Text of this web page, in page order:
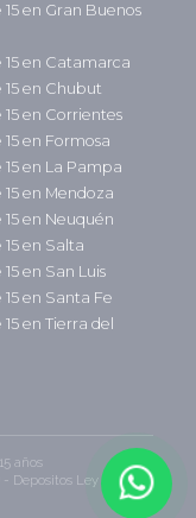
15 en Gran Buenos
15 en Catamarca
15 en Chubut
15 en Corrientes
15 en Formosa
15 en La Pampa
15 en Mendoza
15 en Neuquén
15 en Salta
15 en San Luis
15 en Santa Fe
15 en Tierra del
años
Depositos Ley 11.723 -